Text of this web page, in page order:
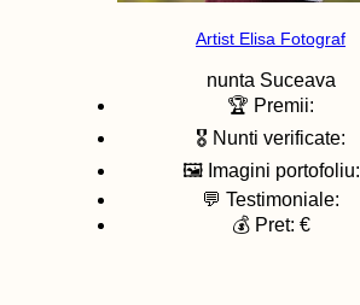
Artist Elisa Fotograf
nunta Suceava
🏆 Premii:
🎖️ Nunti verificate:
🖼️ Imagini portofoliu:
💬 Testimoniale:
💰 Pret: €